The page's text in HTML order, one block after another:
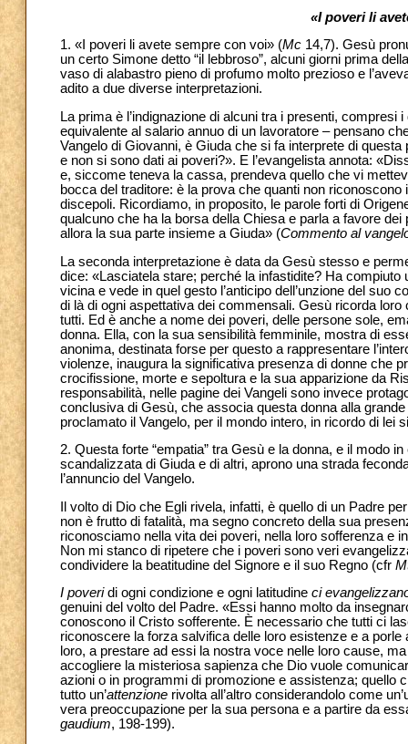
«I poveri li
1. «I poveri li avete sempre con voi» (Mc 14,7). Gesù
un certo Simone detto “il lebbroso”, alcuni giorni prima
vaso di alabastro pieno di profumo molto prezioso e
adito a due diverse interpretazioni.
La prima è l’indignazione di alcuni tra i presenti,
equivalente al salario annuo di un lavoratore – pensano
Vangelo di Giovanni, è Giuda che si fa interprete di
e non si sono dati ai poveri?». E l’evangelista annota:
e, siccome teneva la cassa, prendeva quello che vi
bocca del traditore: è la prova che quanti non
discepoli. Ricordiamo, in proposito, le parole forti di
qualcuno che ha la borsa della Chiesa e parla a favore
allora la sua parte insieme a Giuda» (Commento al
La seconda interpretazione è data da Gesù stesso e
dice: «Lasciatela stare; perché la infastidite? Ha compiuto
vicina e vede in quel gesto l’anticipo dell’unzione del
di là di ogni aspettativa dei commensali. Gesù ricorda
tutti. Ed è anche a nome dei poveri, delle persone sole,
donna. Ella, con la sua sensibilità femminile, mostra di
anonima, destinata forse per questo a rappresentare
violenze, inaugura la significativa presenza di donne che
crocifissione, morte e sepoltura e la sua apparizione da
responsabilità, nelle pagine dei Vangeli sono invece
conclusiva di Gesù, che associa questa donna alla
proclamato il Vangelo, per il mondo intero, in ricordo di lei
2. Questa forte “empatia” tra Gesù e la donna, e il modo
scandalizzata di Giuda e di altri, aprono una strada
l’annuncio del Vangelo.
Il volto di Dio che Egli rivela, infatti, è quello di un Padre
non è frutto di fatalità, ma segno concreto della sua
riconosciamo nella vita dei poveri, nella loro sofferenza e
Non mi stanco di ripetere che i poveri sono veri
condividere la beatitudine del Signore e il suo Regno (cfr
I poveridi ogni condizione e ogni latitudine ci
genuini del volto del Padre. «Essi hanno molto da
conoscono il Cristo sofferente. È necessario che tutti ci
riconoscere la forza salvifica delle loro esistenze e a
loro, a prestare ad essi la nostra voce nelle loro cause,
accogliere la misteriosa sapienza che Dio vuole
azioni o in programmi di promozione e assistenza; quello
tutto un’attenzione rivolta all’altro considerandolo come
vera preoccupazione per la sua persona e a partire da
gaudium, 198-199).